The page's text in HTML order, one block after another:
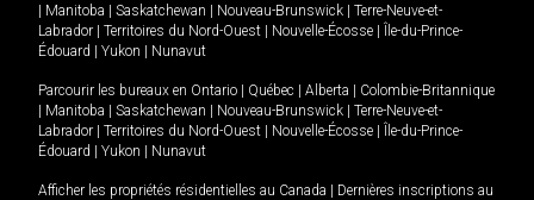
| Manitoba | Saskatchewan | Nouveau-Brunswick | Terre-Neuve-et-
Labrador | Territoires du Nord-Ouest | Nouvelle-Écosse | Île-du-Prince-
Édouard | Yukon | Nunavut
Parcourir les bureaux en Ontario | Québec | Alberta | Colombie-Britannique
| Manitoba | Saskatchewan | Nouveau-Brunswick | Terre-Neuve-et-
Labrador | Territoires du Nord-Ouest | Nouvelle-Écosse | Île-du-Prince-
Édouard | Yukon | Nunavut
Afficher les propriétés résidentielles au Canada | Dernières inscriptions au